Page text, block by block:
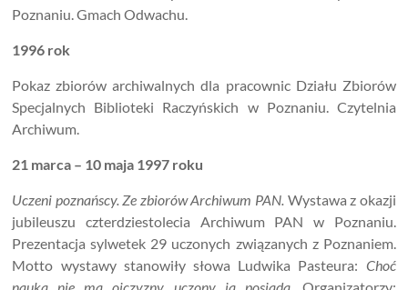
Poznaniu. Gmach Odwachu.
1996 rok
Pokaz zbiorów archiwalnych dla pracownic Działu Zbiorów
Specjalnych Biblioteki Raczyńskich w Poznaniu. Czytelnia
Archiwum.
21 marca – 10 maja 1997 roku
Uczeni poznańscy. Ze zbiorów Archiwum PAN. Wystawa z okazji
jubileuszu czterdziestolecia Archiwum PAN w Poznaniu.
Prezentacja sylwetek 29 uczonych związanych z Poznaniem.
Motto wystawy stanowiły słowa Ludwika Pasteura: Choć